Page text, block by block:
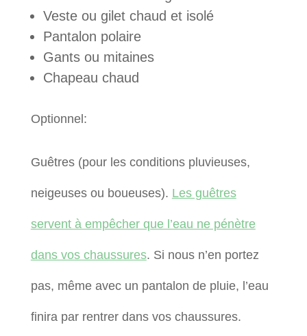
Veste ou gilet chaud et isolé
Pantalon polaire
Gants ou mitaines
Chapeau chaud
Optionnel:
Guêtres (pour les conditions pluvieuses,
neigeuses ou boueuses). Les guêtres
servent à empêcher que l’eau ne pénètre
dans vos chaussures. Si nous n’en portez
pas, même avec un pantalon de pluie, l’eau
finira par rentrer dans vos chaussures.